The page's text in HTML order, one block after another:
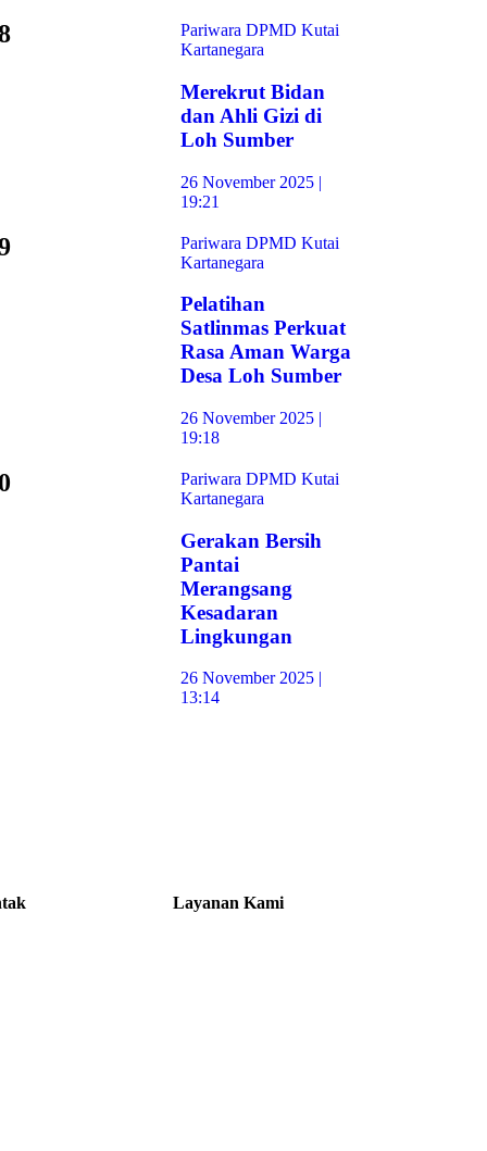
Pariwara DPMD Kutai
Kartanegara
Merekrut Bidan
dan Ahli Gizi di
Loh Sumber
26 November 2025 |
19:21
Pariwara DPMD Kutai
Kartanegara
Pelatihan
Satlinmas Perkuat
Rasa Aman Warga
Desa Loh Sumber
26 November 2025 |
19:18
Pariwara DPMD Kutai
Kartanegara
Gerakan Bersih
Pantai
Merangsang
Kesadaran
Lingkungan
26 November 2025 |
13:14
Layanan Kami